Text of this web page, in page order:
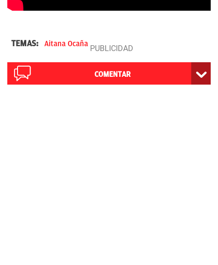
TEMAS: Aitana Ocaña
COMENTAR